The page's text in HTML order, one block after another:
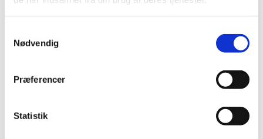
Nødvendig
Præferencer
Statistik
 32 50 18 16